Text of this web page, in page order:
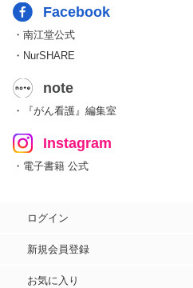
Facebook
・南江堂公式
・NurSHARE
note
・『がん看護』編集室
Instagram
・電子書籍 公式
ログイン
新規会員登録
お気に入り